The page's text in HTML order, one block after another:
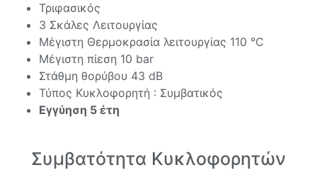
Τριφασικός
3 Σκάλες Λειτουργίας
Μέγιστη Θερμοκρασία λειτουργίας 110 °C
Μέγιστη πίεση 10 bar
Στάθμη θορύβου 43 dB
Τύπος Κυκλοφορητή : Συμβατικός
Εγγύηση 5 έτη
Συμβατότητα Κυκλοφορητών